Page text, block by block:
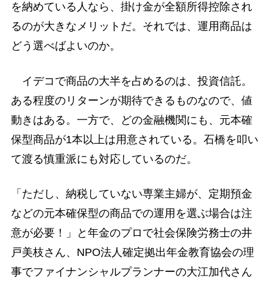
を納めている人なら、掛け金が全額所得控除され
るのが大きなメリットだ。それでは、運用商品は
どう選べばよいのか。
イデコで商品の大半を占めるのは、投資信託。
ある程度のリターンが期待できるものなので、値
動きはある。一方で、どの金融機関にも、元本確
保型商品が1本以上は用意されている。石橋を叩い
て渡る慎重派にも対応しているのだ。
「ただし、納税していない専業主婦が、定期預金
などの元本確保型の商品での運用を選ぶ場合は注
意が必要！」と年金のプロで社会保険労務士の井
戸美枝さん、NPO法人確定拠出年金教育協会の理
事でファイナンシャルプランナーの大江加代さん